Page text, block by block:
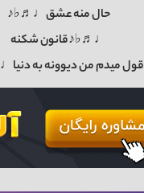
حال منه عشق♩♬♭♪
♩♬♭♪قانون شکنه
قول میدم من دیوونه به